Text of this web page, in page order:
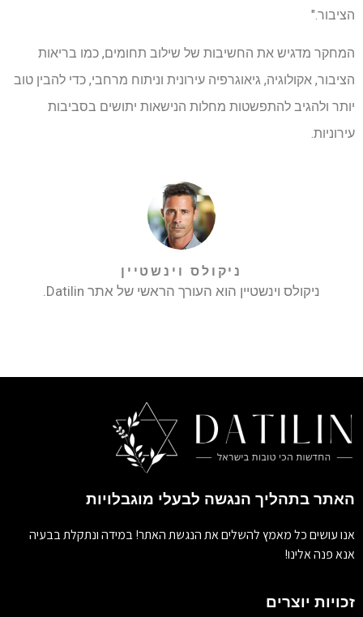
הציבור."
המחקר מדגיש את החשיבות של שילוב תחומים, כמו בריאות
הציבור, אקולוגיה, גיאוגרפיה עירונית וניתוח מרחבי, כדי להבין טוב
יותר ולהגיב להתפשטות מחלות הנישאות יתושים בסביבות
עירוניות.
ניקולס וינשטיין
ניקולס וינשטיין הוא העורך הראשי של אתר Datilin.
האתר בתהליך הנגשה לבעלי מוגבלויות
אנו עושים כל מאמץ להשלים את הנגשת האתר! במידה ונתקלת בבעיה
אנא פנה אלינו!
זכויות יוצרים